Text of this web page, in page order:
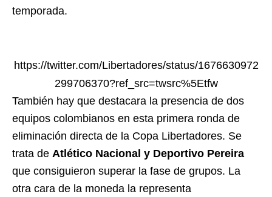
temporada.
https://twitter.com/Libertadores/status/1676630972
299706370?ref_src=twsrc%5Etfw
También hay que destacara la presencia de dos
equipos colombianos en esta primera ronda de
eliminación directa de la Copa Libertadores. Se
trata de Atlético Nacional y Deportivo Pereira
que consiguieron superar la fase de grupos. La
otra cara de la moneda la representa